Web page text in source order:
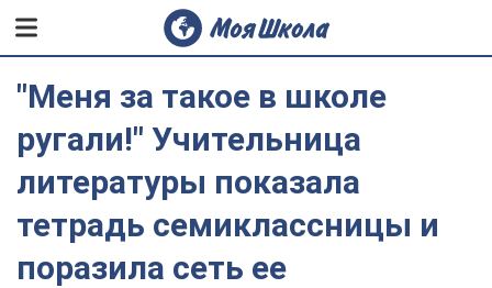
"Меня за такое в школе
ругали!" Учительница
литературы показала
тетрадь семиклассницы и
поразила сеть ее